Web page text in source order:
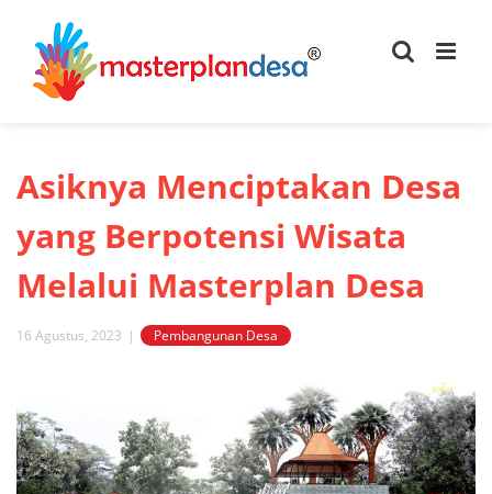
content
Asiknya Menciptakan Desa
yang Berpotensi Wisata
Melalui Masterplan Desa
16 Agustus, 2023 | Pembangunan Desa
Larger
Image